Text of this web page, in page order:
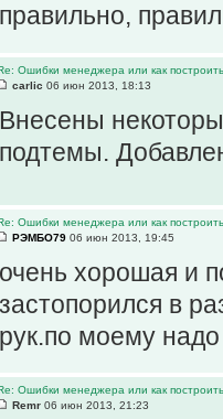
правильно,
Ошибки менеджера или как построить
carlic 06 июн 2013, 18:13
Внесены
подтемы.
Ошибки менеджера или как построить
РЭМБО79 06 июн 2013, 19:45
очень хорошая и
застопорился в
рук.по моему
Ошибки менеджера или как построить
Remr 06 июн 2013, 21:23